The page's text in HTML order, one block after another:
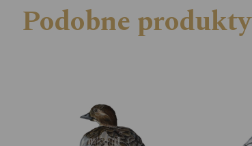
Podobne produkty